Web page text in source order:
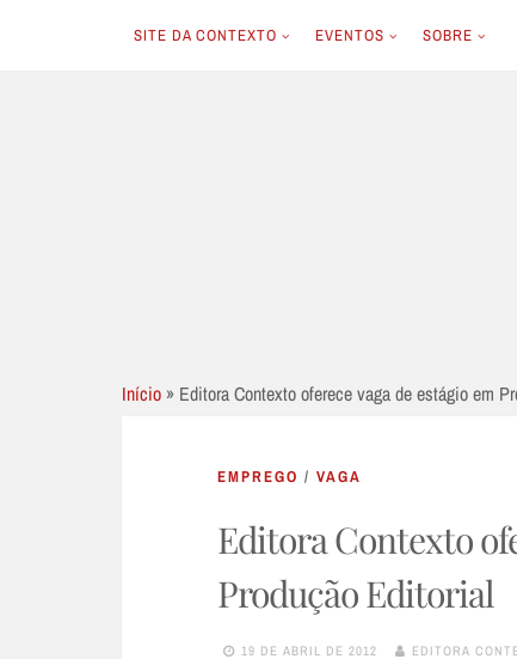
SITE DA CONTEXTO EVENTOS SOBRE
Início » Editora Contexto oferece vaga de estágio em
EMPREGO / VAGA
Editora Contexto
Produção Editorial
19 DE ABRIL DE 2012 EDITORA